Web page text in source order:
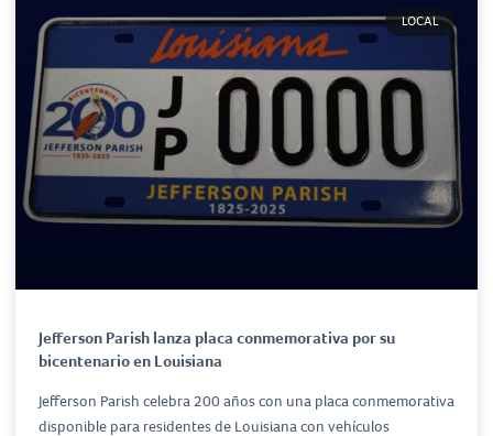
LOCAL
Jefferson Parish lanza placa conmemorativa por su
bicentenario en Louisiana
Jefferson Parish celebra 200 años con una placa conmemorativa
disponible para residentes de Louisiana con vehículos